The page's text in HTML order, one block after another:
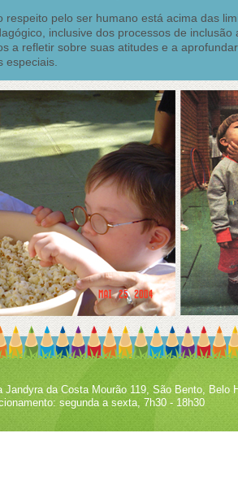
respeito pelo ser humano está acima das
inclusive dos processos de
a refletir sobre suas atitudes e a
especiais.
Jandyra da Costa Mourão 119, São Bento, Belo
segunda a sexta, 7h30 - 18h30